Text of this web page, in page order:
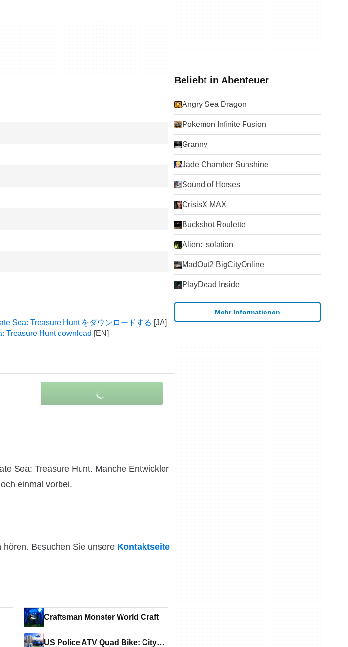
Sea: Treasure Hunt をダウンロードする
Treasure Hunt download
Sea: Treasure Hunt. Manche Entwickler
einmal vorbei.
Besuchen Sie unsere Kontaktseite
Craftsman Monster World Craft
US Police ATV Quad Bike: City
Beliebt in Abenteuer
Angry Sea Dragon
Pokemon Infinite Fusion
Granny
Jade Chamber Sunshine
Sound of Horses
CrisisX MAX
Buckshot Roulette
Alien: Isolation
MadOut2 BigCityOnline
PlayDead Inside
Mehr Informationen